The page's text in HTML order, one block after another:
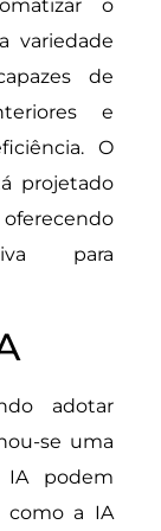
o
variedade
de
e
O
projetado
para
adotar
se uma
IA podem
como a IA